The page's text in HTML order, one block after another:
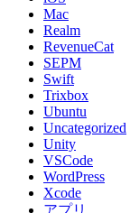
Mac
Realm
RevenueCat
SEPM
Swift
Trixbox
Ubuntu
Uncategorized
Unity
VSCode
WordPress
Xcode